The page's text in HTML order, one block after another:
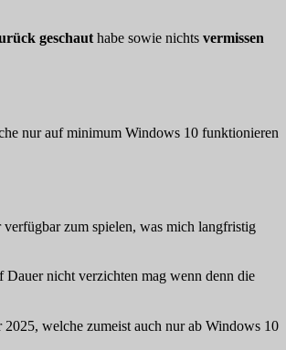
geschaut habe sowie nichts vermissen
nur auf minimum Windows 10 funktionieren
zum spielen, was mich langfristig
Dauer nicht verzichten mag wenn denn die
2025, welche zumeist auch nur ab Windows 10